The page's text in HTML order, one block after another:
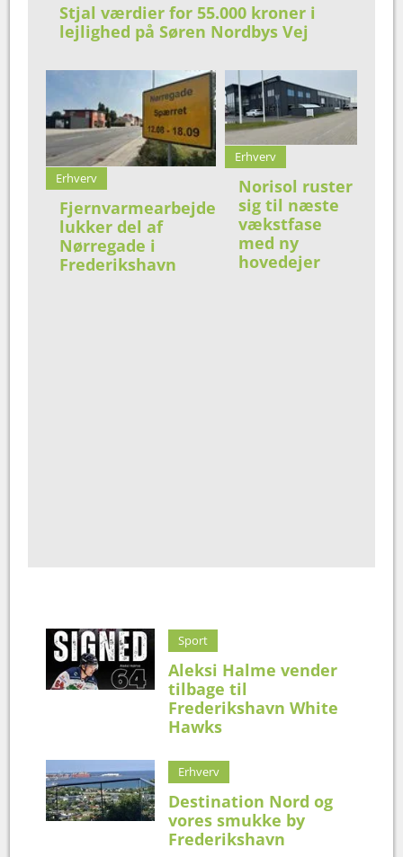
Stjal værdier for 55.000 kroner i
lejlighed på Søren Nordbys Vej
Erhverv
Fjernvarmearbejde
lukker del af
Nørregade i
Frederikshavn
Erhverv
Norisol ruster
sig til næste
vækstfase
med ny
hovedejer
Sport
Aleksi Halme vender
tilbage til
Frederikshavn White
Hawks
Erhverv
Destination Nord og
vores smukke by
Frederikshavn